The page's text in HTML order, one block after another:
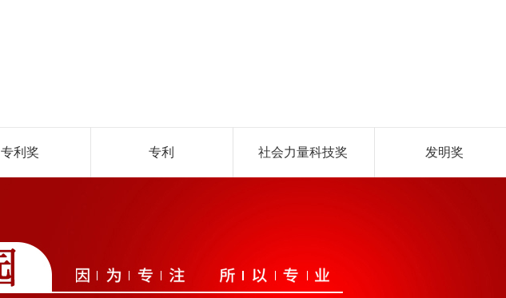
专利奖 专利 社会力量科技奖 发明奖